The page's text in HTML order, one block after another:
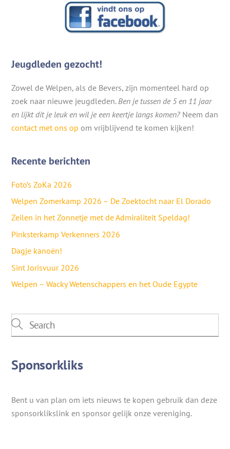
Jeugdleden gezocht!
Zowel de Welpen, als de Bevers, zijn momenteel hard op
zoek naar nieuwe jeugdleden.Ben je tussen de 5 en 11 jaar
en lijkt dit je leuk en wil je een keertje langs komen? Neem dan
contact met ons op om vrijblijvend te komen kijken!
Recente berichten
Foto’s ZoKa 2026
Welpen Zomerkamp 2026 – De Zoektocht naar El Dorado
Zeilen in het Zonnetje met de Admiraliteit Speldag!
Pinksterkamp Verkenners 2026
Dagje kanoën!
Sint Jorisvuur 2026
Welpen – Wacky Wetenschappers en het Oude Egypte
Sponsorkliks
Bent u van plan om iets nieuws te kopen gebruik dan deze
sponsorklikslink en sponsor gelijk onze vereniging.